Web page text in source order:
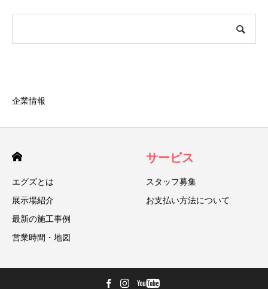
企業情報
エグズとは
展示場紹介
最新の施工事例
営業時間・地図
サービス
スタッフ募集
お支払い方法について